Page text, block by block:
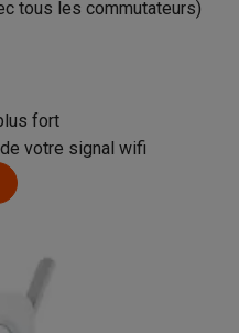
tous les commutateurs)
fort
votre signal wifi